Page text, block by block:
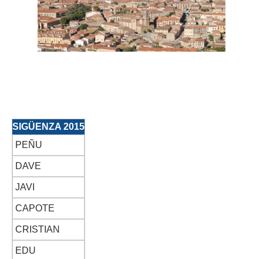
SIGÜENZA 2015
PEÑU
DAVE
JAVI
CAPOTE
CRISTIAN
EDU